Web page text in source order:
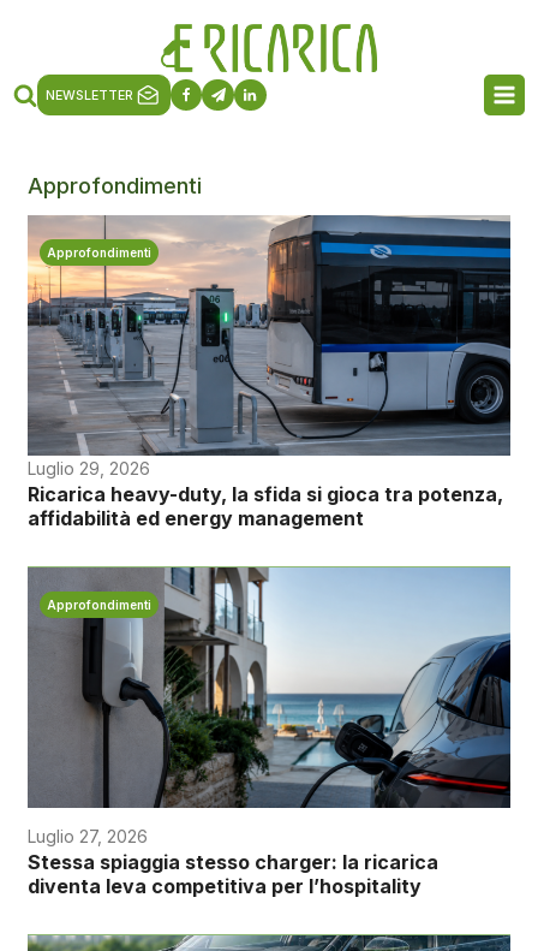
NEWSLETTER
Approfondimenti
Approfondimenti
Luglio 29, 2026
Ricarica heavy-duty, la sfida si gioca tra potenza,
affidabilità ed energy management
Approfondimenti
Luglio 27, 2026
Stessa spiaggia stesso charger: la ricarica
diventa leva competitiva per l’hospitality